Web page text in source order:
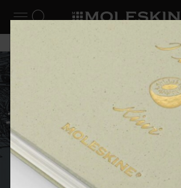
ナビゲーションの切替
検索 (キーワードなど)
6,500円以上のご購入で送料
ーを閉じる
ホーム
限定版ノート
キム・ジョンギコレクション
キム・ジョ
レクショ
ページと向き合おう。生命のあ